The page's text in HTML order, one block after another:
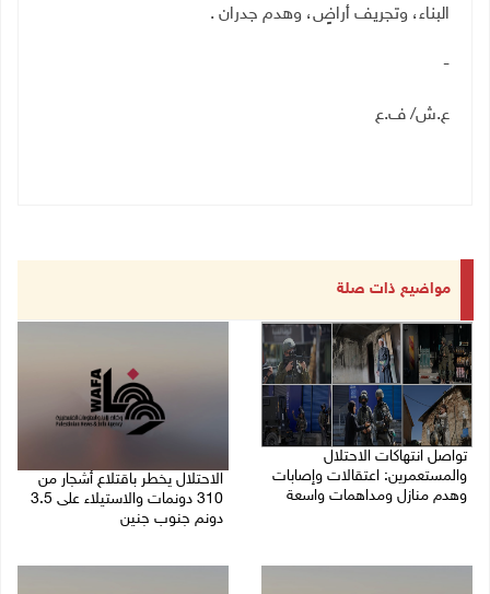
البناء، وتجريف أراضٍ، وهدم جدران .
-
ع.ش/ ف.ع
مواضيع ذات صلة
تواصل انتهاكات الاحتلال
والمستعمرين: اعتقالات وإصابات
وهدم منازل ومداهمات واسعة
الاحتلال يخطر باقتلاع أشجار من
310 دونمات والاستيلاء على 3.5
دونم جنوب جنين